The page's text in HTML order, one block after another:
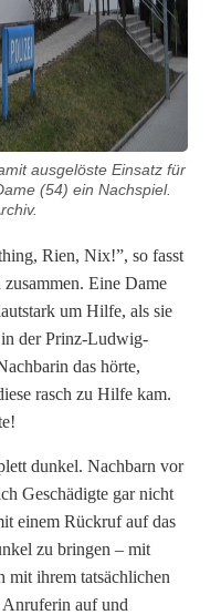
ausgelöste Einsatz für
(54) ein Nachspiel.
Rien, Nix!”, so fasst
Eine Dame
um Hilfe, als sie
der Prinz-Ludwig-
das hörte,
rasch zu Hilfe kam.
dunkel. Nachbarn vor
Geschädigte gar nicht
einem Rückruf auf das
zu bringen – mit
mit ihrem tatsächlichen
auf und